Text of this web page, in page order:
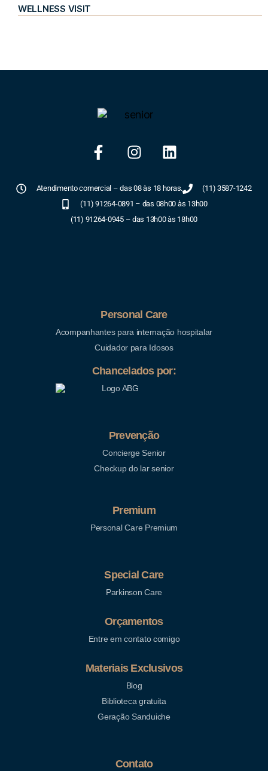
WELLNESS VISIT
Atendimento comercial – das 08 às 18 horas.
(11) 3587-1242
(11) 91264-0891 – das 08h00 às 13h00
(11) 91264-0945 – das 13h00 às 18h00
Personal Care
Acompanhantes para internação hospitalar
Cuidador para Idosos
Chancelados por:
Prevenção
Concierge Senior
Checkup do lar senior
Premium
Personal Care Premium
Special Care
Parkinson Care
Orçamentos
Entre em contato comigo
Materiais Exclusivos
Blog
Biblioteca gratuita
Geração Sanduiche
Contato